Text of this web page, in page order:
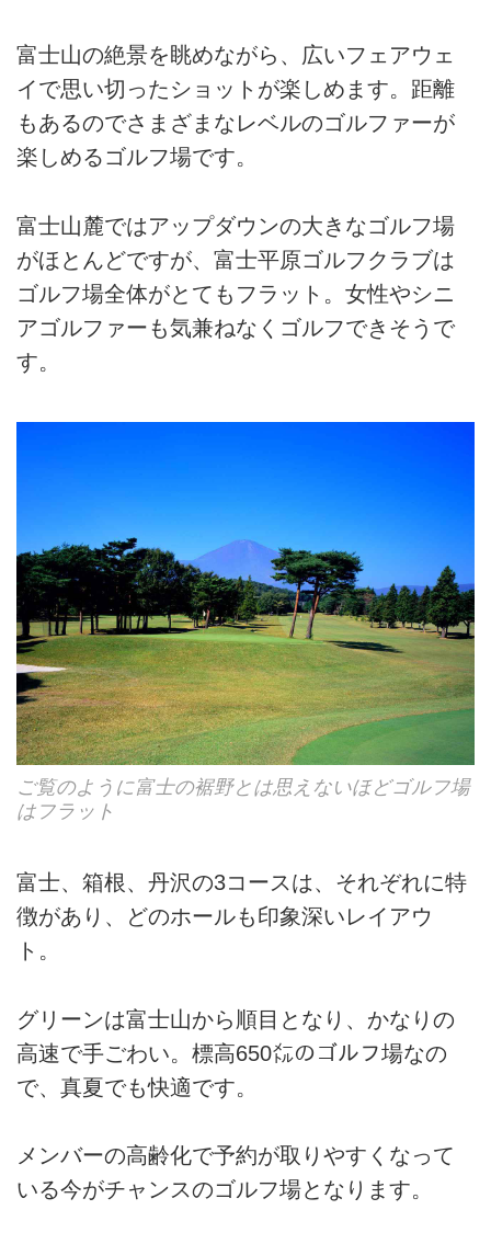
富士山の絶景を眺めながら、広いフェアウェ
イで思い切ったショットが楽しめます。距離
もあるのでさまざまなレベルのゴルファーが
楽しめるゴルフ場です。
富士山麓ではアップダウンの大きなゴルフ場
がほとんどですが、富士平原ゴルフクラブは
ゴルフ場全体がとてもフラット。女性やシニ
アゴルファーも気兼ねなくゴルフできそうで
す。
ご覧のように富士の裾野とは思えないほどゴルフ場
はフラット
富士、箱根、丹沢の3コースは、それぞれに特
徴があり、どのホールも印象深いレイアウ
ト。
グリーンは富士山から順目となり、かなりの
高速で手ごわい。標高650㍍のゴルフ場なの
で、真夏でも快適です。
メンバーの高齢化で予約が取りやすくなって
いる今がチャンスのゴルフ場となります。